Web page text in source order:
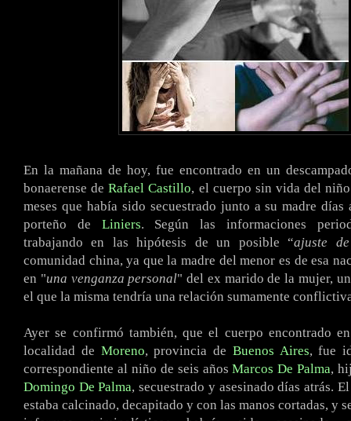
En la mañana de hoy, fue encontrado en un
bonaerense deRafael Castillo, el cuerpo sin vida del
meses que había sido secuestrado junto a su madre
porteño de Liniers. Según las informaciones
trabajando en las hipótesis de un posible “ajuste
comunidad china, ya que la madre del menor es de esa
en "una venganza personal" del ex marido de la mujer,
el que la misma tendría una relación sumamente
Ayer se confirmó también, que el cuerpo encontrado
localidad de Moreno, provincia de Buenos Aires, fue
correspondiente al niño de seis añosMarcos De Palma,
Domingo De Palma, secuestrado y asesinado días atrás.
estaba calcinado, decapitado y con las manos cortadas, y